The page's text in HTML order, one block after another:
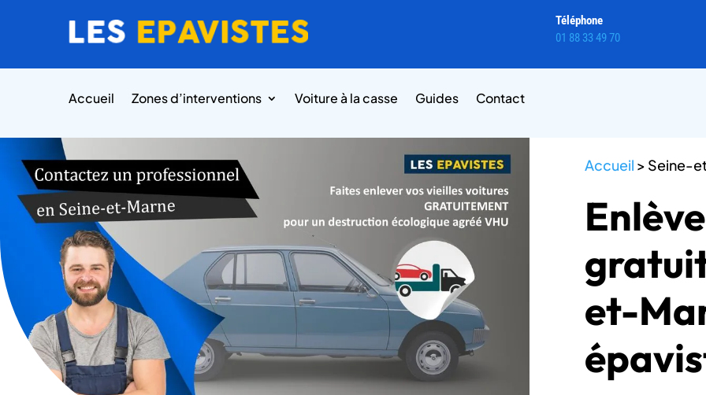
Téléphone
01 88 33 49 70
Accueil Zones d’interventions Voiture à la casse Guides Contact
Accueil > Seine-
et-